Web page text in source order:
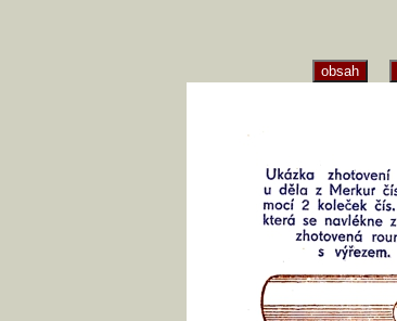
obsah